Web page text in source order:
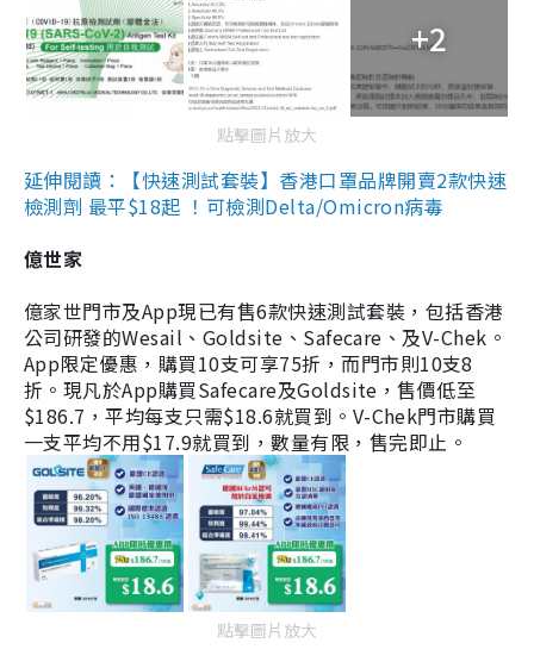
+2
點擊圖片放大
延伸閱讀：【快速測試套裝】香港口罩品牌開賣2款快速
檢測劑 最平$18起 ！可檢測Delta/Omicron病毒
億世家
億家世門市及App現已有售6款快速測試套裝，包括香港
公司研發的Wesail、Goldsite、Safecare、及V-Chek。
App限定優惠，購買10支可享75折，而門市則10支8
折。現凡於App購買Safecare及Goldsite，售價低至
$186.7，平均每支只需$18.6就買到。V-Chek門市購買
一支平均不用$17.9就買到，數量有限，售完即止。
點擊圖片放大